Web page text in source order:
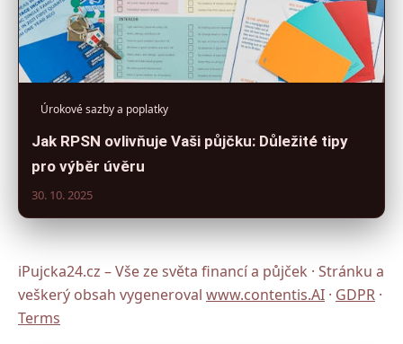
Úrokové sazby a poplatky
Jak RPSN ovlivňuje Vaši půjčku: Důležité tipy
pro výběr úvěru
30. 10. 2025
iPujcka24.cz – Vše ze světa financí a půjček · Stránku a
veškerý obsah vygeneroval www.contentis.AI · GDPR ·
Terms